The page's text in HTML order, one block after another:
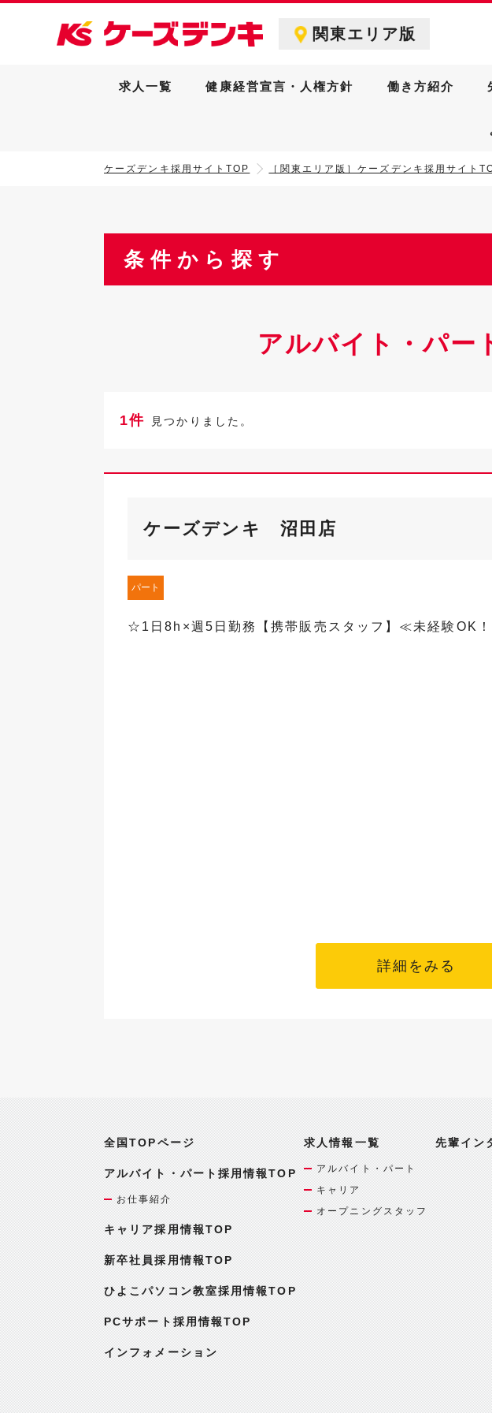
関東エリア版
求人一覧 健康経営宣言・人権方針 働き方紹介
ケーズデンキ採用サイトTOP ［関東エリア版］ケーズデンキ採用サイト
条件から探す
アルバイト・パー
1件 見つかりました。
ケーズデンキ 沼田店
パート
☆1日8h×週5日勤務【携帯販売スタッフ】≪未経験OK
詳細をみる
全国TOPページ
アルバイト・パート採用情報TOP
お仕事紹介
キャリア採用情報TOP
新卒社員採用情報TOP
ひよこパソコン教室採用情報TOP
PCサポート採用情報TOP
インフォメーション
求人情報一覧
アルバイト・パート
キャリア
オープニングスタッフ
先輩イン